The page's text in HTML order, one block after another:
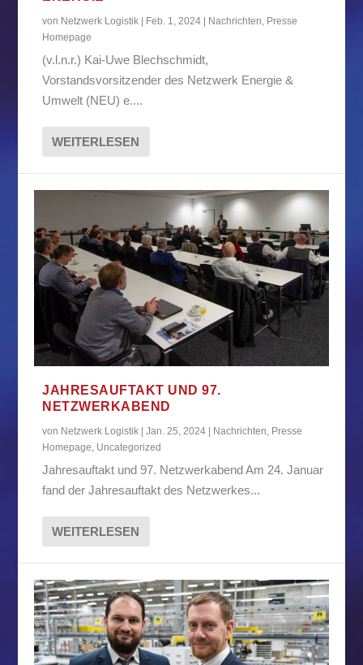
von Netzwerk Logistik | Feb. 1, 2024 | Nachrichten Presse
Homepage
(v.l.n.r.) Kai-Uwe Blechschmidt,
Vorstandsvorsitzender des Netzwerk Energie &
Umwelt (NEU) e....
WEITERLESEN
JAHRESAUFTAKT UND 97.
NETZWERKABEND
von Netzwerk Logistik |Jan. 25, 2024 Nachrichten, Presse
Homepage, Uncategorized
Jahresauftakt und 97. Netzwerkabend Am 24. Januar
fand der Jahresauftakt des Netzwerkes...
WEITERLESEN